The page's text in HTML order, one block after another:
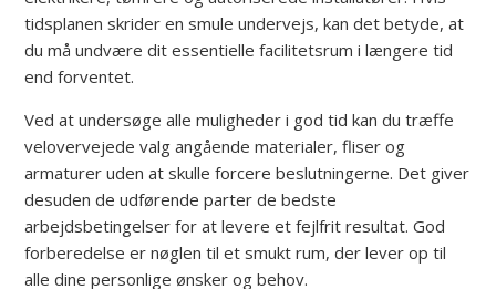
tidsplanen skrider en smule undervejs, kan det betyde, at
du må undvære dit essentielle facilitetsrum i længere tid
end forventet.
Ved at undersøge alle muligheder i god tid kan du træffe
velovervejede valg angående materialer, fliser og
armaturer uden at skulle forcere beslutningerne. Det giver
desuden de udførende parter de bedste
arbejdsbetingelser for at levere et fejlfrit resultat. God
forberedelse er nøglen til et smukt rum, der lever op til
alle dine personlige ønsker og behov.